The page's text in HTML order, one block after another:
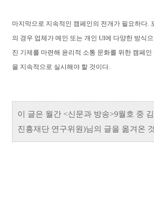
마지막으로 지속적인 캠페인의 전개가 필요하다.
의 경우 업체가 메인 또는 개인 UI에 다양한 방식
진 기제를 마련해 윤리적 소통 문화를 위한 캠페
을 지속적으로 실시해야 할 것이다.
이 글은 월간 <신문과 방송>9월호 중
진흥재단 연구위원)님의 글을 옮겨온